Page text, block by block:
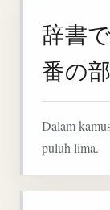
辞書
番の
Dalam
puluh lima.